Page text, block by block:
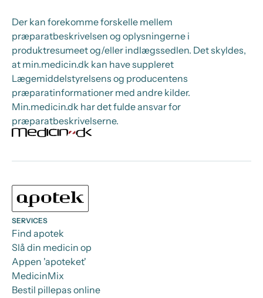
Der kan forekomme forskelle mellem
præparatbeskrivelsen og oplysningerne i
produktresumeet og/eller indlægssedlen. Det skyldes,
at min.medicin.dk kan have suppleret
Lægemiddelstyrelsens og producentens
præparatinformationer med andre kilder.
Min.medicin.dk har det fulde ansvar for
præparatbeskrivelserne.
SERVICES
Find apotek
Slå din medicin op
Appen 'apoteket'
MedicinMix
Bestil pillepas online